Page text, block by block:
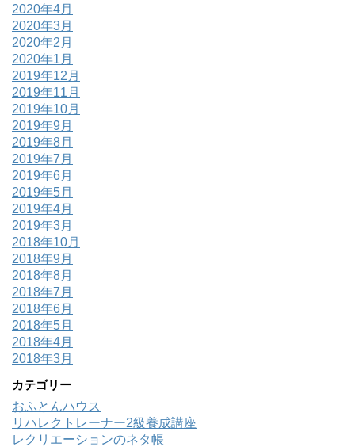
2020年4月
2020年3月
2020年2月
2020年1月
2019年12月
2019年11月
2019年10月
2019年9月
2019年8月
2019年7月
2019年6月
2019年5月
2019年4月
2019年3月
2018年10月
2018年9月
2018年8月
2018年7月
2018年6月
2018年5月
2018年4月
2018年3月
カテゴリー
おふとんハウス
リハレクトレーナー2級養成講座
レクリエーションのネタ帳